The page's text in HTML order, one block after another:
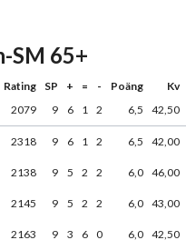
SM 65+
Rating SP + = - Poäng
Kv
2079 9 6 1 2 6,5 42,50
2318 9 6 1 2 6,5 42,00
2138 9 5 2 2 6,0 46,00
2145 9 5 2 2 6,0 43,00
2163 9 3 6 0 6,0 42,50